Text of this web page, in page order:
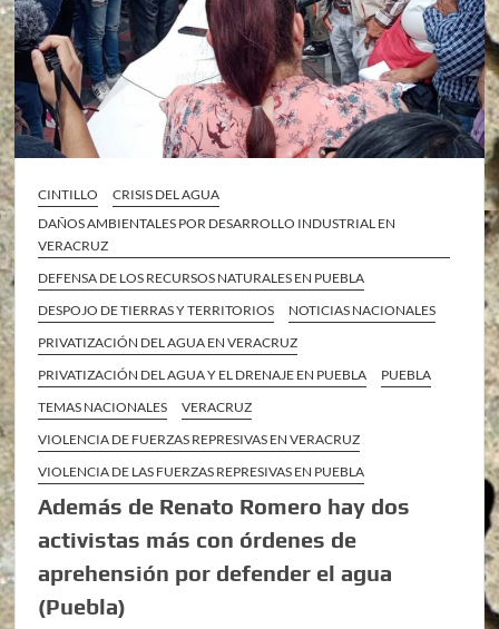
CINTILLO
CRISIS DEL AGUA
DAÑOS AMBIENTALES POR DESARROLLO INDUSTRIAL EN
VERACRUZ
DEFENSA DE LOS RECURSOS NATURALES EN PUEBLA
DESPOJO DE TIERRAS Y TERRITORIOS
NOTICIAS NACIONALES
PRIVATIZACIÓN DEL AGUA EN VERACRUZ
PRIVATIZACIÓN DEL AGUA Y EL DRENAJE EN PUEBLA
PUEBLA
TEMAS NACIONALES
VERACRUZ
VIOLENCIA DE FUERZAS REPRESIVAS EN VERACRUZ
VIOLENCIA DE LAS FUERZAS REPRESIVAS EN PUEBLA
Además de Renato Romero hay dos
activistas más con órdenes de
aprehensión por defender el agua
(Puebla)